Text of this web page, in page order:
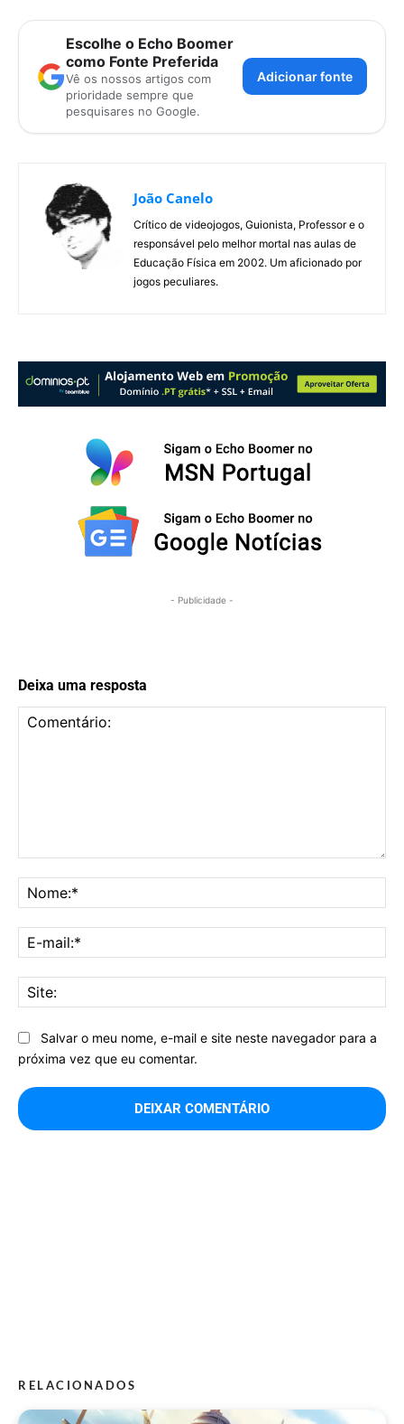
Escolhe o Echo Boomer
como Fonte Preferida
Vê os nossos artigos com
prioridade sempre que
pesquisares no Google.
Adicionar fonte
João Canelo
Crítico de videojogos, Guionista, Professor e o
responsável pelo melhor mortal nas aulas de
Educação Física em 2002. Um aficionado por
jogos peculiares.
- Publicidade -
Deixa uma resposta
Salvar o meu nome, e-mail e site neste navegador para a
próxima vez que eu comentar.
RELACIONADOS